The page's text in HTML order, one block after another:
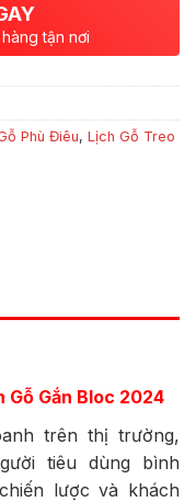
tận nơi
Phù Điêu, Lịch Gỗ Treo
Gỗ Gắn Bloc 2024
trên thị trường,
tiêu dùng bình
lược và khách